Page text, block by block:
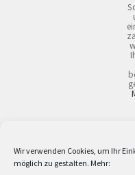
Wir verwenden Cookies, um Ihr
möglich zu gestalten. Mehr:
2 Lieferzeiten gelten mit Express-24.